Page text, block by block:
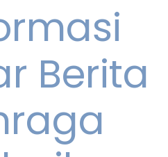
Berita